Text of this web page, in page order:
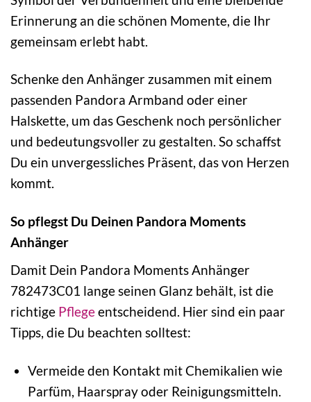
Erinnerung an die schönen Momente, die Ihr
gemeinsam erlebt habt.
Schenke den Anhänger zusammen mit einem
passenden Pandora Armband oder einer
Halskette, um das Geschenk noch persönlicher
und bedeutungsvoller zu gestalten. So schaffst
Du ein unvergessliches Präsent, das von Herzen
kommt.
So pflegst Du Deinen Pandora Moments
Anhänger
Damit Dein Pandora Moments Anhänger
782473C01 lange seinen Glanz behält, ist die
richtige Pflegeentscheidend. Hier sind ein paar
Tipps, die Du beachten solltest:
Vermeide den Kontakt mit Chemikalien wie
Parfüm, Haarspray oder Reinigungsmitteln.